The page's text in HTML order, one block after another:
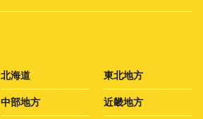
北海道 東北地方
中部地方 近畿地方